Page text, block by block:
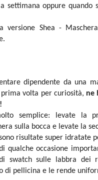
settimana oppure quando
versione Shea -
dipendente da una
volta per curiosità, ne
semplice: levate la
sulla bocca e levate la
risultate super idratate
qualche occasione
swatch sulle labbra dei
di pellicina e le rende